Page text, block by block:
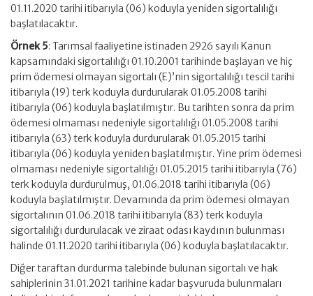
01.11.2020 tarihi itibarıyla (06) koduyla yeniden sigortalılığı
başlatılacaktır.
Örnek 5: Tarımsal faaliyetine istinaden 2926 sayılı Kanun
kapsamındaki sigortalılığı 01.10.2001 tarihinde başlayan ve hiç
prim ödemesi olmayan sigortalı (E)’nin sigortalılığı tescil tarihi
itibarıyla (19) terk koduyla durdurularak 01.05.2008 tarihi
itibarıyla (06) koduyla başlatılmıştır. Bu tarihten sonra da prim
ödemesi olmaması nedeniyle sigortalılığı 01.05.2008 tarihi
itibarıyla (63) terk koduyla durdurularak 01.05.2015 tarihi
itibarıyla (06) koduyla yeniden başlatılmıştır. Yine prim ödemesi
olmaması nedeniyle sigortalılığı 01.05.2015 tarihi itibarıyla (76)
terk koduyla durdurulmuş, 01.06.2018 tarihi itibarıyla (06)
koduyla başlatılmıştır. Devamında da prim ödemesi olmayan
sigortalının 01.06.2018 tarihi itibarıyla (83) terk koduyla
sigortalılığı durdurulacak ve ziraat odası kaydının bulunması
halinde 01.11.2020 tarihi itibarıyla (06) koduyla başlatılacaktır.
Diğer taraftan durdurma talebinde bulunan sigortalı ve hak
sahiplerinin 31.01.2021 tarihine kadar başvuruda bulunmaları